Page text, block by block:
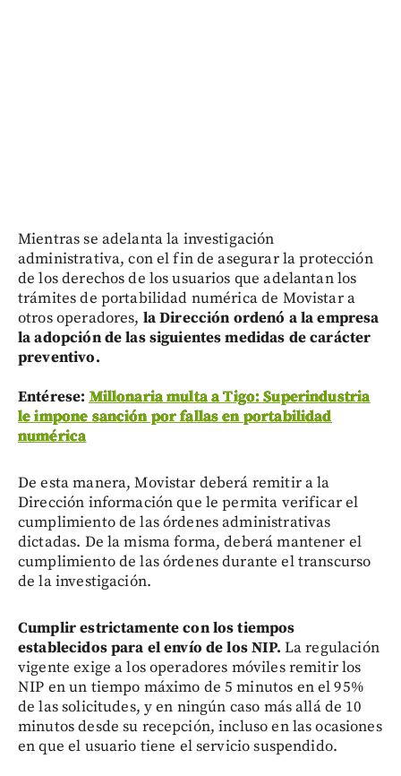
Mientras se adelanta la investigación
administrativa, con el fin de asegurar la protección
de los derechos de los usuarios que adelantan los
trámites de portabilidad numérica de Movistar a
otros operadores, la Dirección ordenó a la empresa
la adopción de las siguientes medidas de carácter
preventivo.
Entérese: Millonaria multa a Tigo: Superindustria
le impone sanción por fallas en portabilidad
numérica
De esta manera, Movistar deberá remitir a la
Dirección información que le permita verificar el
cumplimiento de las órdenes administrativas
dictadas. De la misma forma, deberá mantener el
cumplimiento de las órdenes durante el transcurso
de la investigación.
Cumplir estrictamente con los tiempos
establecidos para el envío de los NIP. La regulación
vigente exige a los operadores móviles remitir los
NIP en un tiempo máximo de 5 minutos en el 95%
de las solicitudes, y en ningún caso más allá de 10
minutos desde su recepción, incluso en las ocasiones
en que el usuario tiene el servicio suspendido.